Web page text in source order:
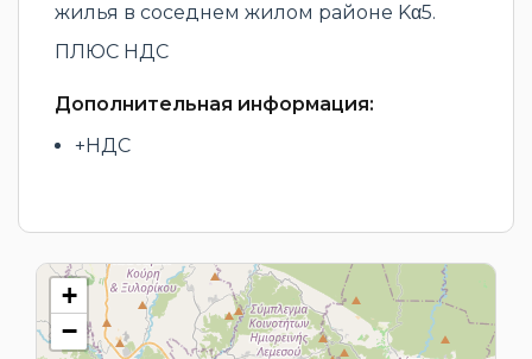
жилья в соседнем жилом районе Kα5.
ПЛЮС НДС
Дополнительная информация:
+НДС
+
−